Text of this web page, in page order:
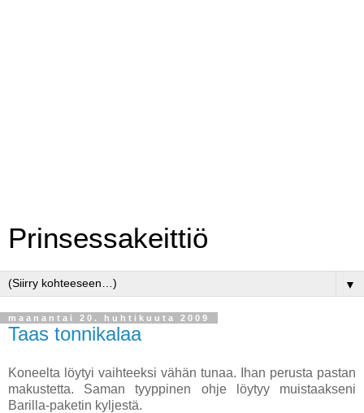
Prinsessakeittiö
▼
maanantai 20. huhtikuuta 2009
Taas tonnikalaa
Koneelta löytyi vaihteeksi vähän tunaa. Ihan perusta pastan
makustetta. Saman tyyppinen ohje löytyy muistaakseni
Barilla-paketin kyljestä.